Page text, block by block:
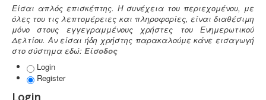
νερού και του Δελτίου Γεωργοτεχνικών και
Γεωργοοικονομικών Στοιχείων..
η
Χ
ρ
ή
σ
Είσαι απλός επισκέπτης. Η συνέχεια του περιεχομένου, με
όλες του τις λεπτομέρειες και πληροφορίες, είναι διαθέσιμη
μόνο στους εγγεγραμμένους χρήστες του Ενημερωτικού
Δελτίου. Αν είσαι ήδη χρήστης παρακαλούμε κάνε εισαγωγή
στο σύστημα εδώ: Είσοδος
Login
Register